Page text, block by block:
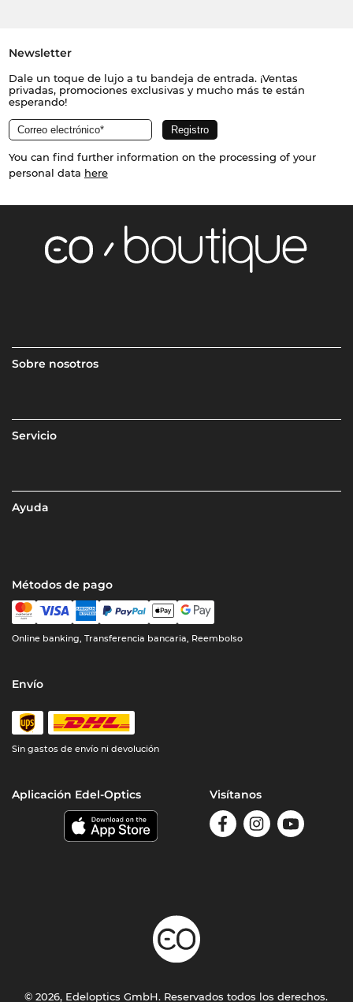
Newsletter
Dale un toque de lujo a tu bandeja de entrada. ¡Ventas
privadas, promociones exclusivas y mucho más te están
esperando!
You can find further information on the processing of your
personal data here
Sobre nosotros
Servicio
Ayuda
Métodos de pago
Online banking, Transferencia bancaria, Reembolso
Envío
Sin gastos de envío ni devolución
Aplicación Edel-Optics Visítanos
© 2026, Edeloptics GmbH. Reservados todos los derechos.